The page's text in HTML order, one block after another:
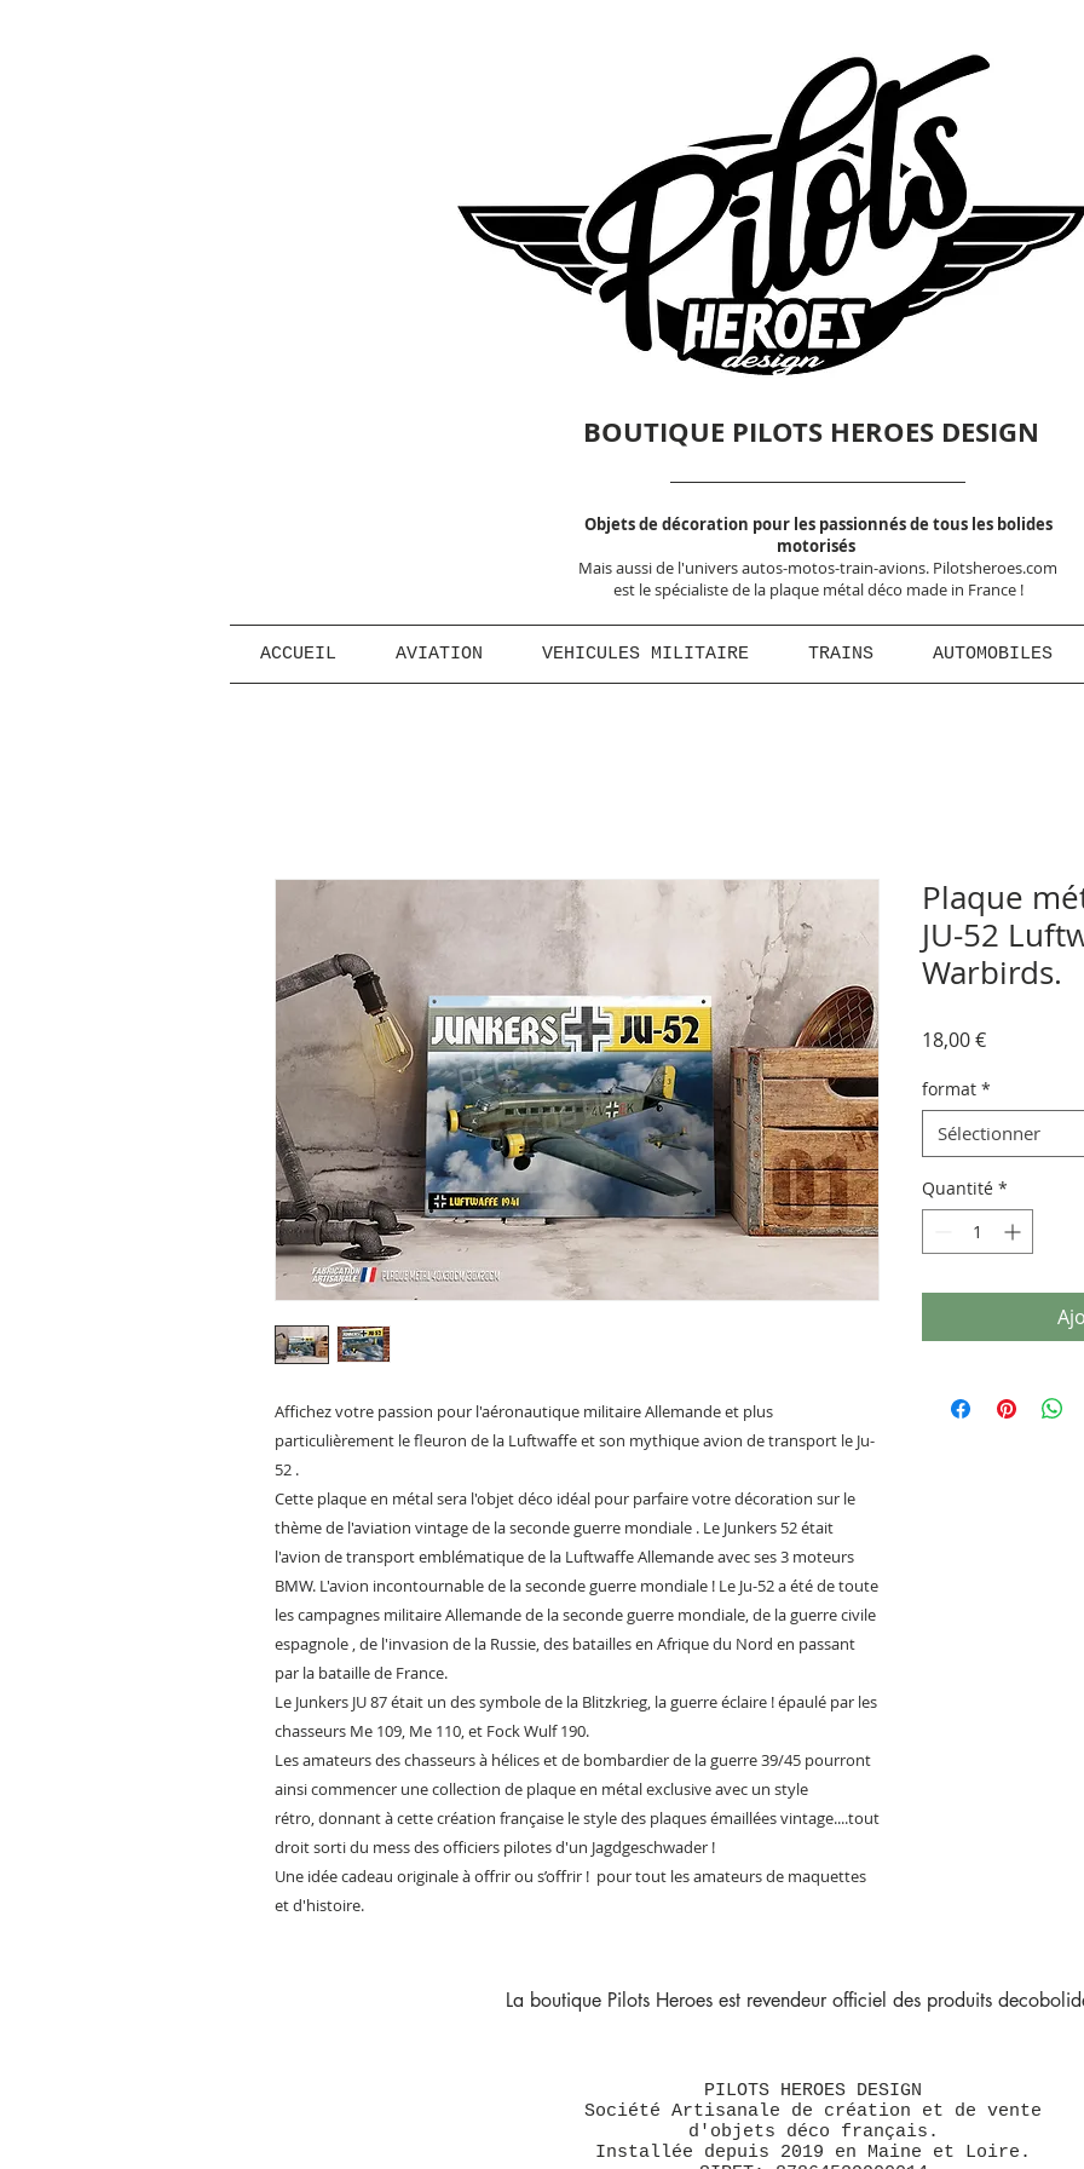
BOUTIQUE PILOTS HEROES DESIGN
Objets de décoration pour les passionnés de tous les bolides
motorisés
Mais aussi de l'univers autos-motos-train-avions. Pilotsheroes.com
est le spécialiste de la plaque métal déco made in France !
ACCUEIL AVIATION VEHICULES MILITAIRE TRAINS AUTOMOBILES
Affichez votre passion pour l'aéronautique militaire Allemande et plus
particulièrement le fleuron de la Luftwaffe et son mythique avion de transport le Ju-
52 .
Cette plaque en métal sera l'objet déco idéal pour parfaire votre décoration sur le
thème de l'aviation vintage de la seconde guerre mondiale . Le Junkers 52 était
l'avion de transport emblématique de la Luftwaffe Allemande avec ses 3 moteurs
BMW. L'avion incontournable de la seconde guerre mondiale ! Le Ju-52 a été de toute
les campagnes militaire Allemande de la seconde guerre mondiale, de la guerre civile
espagnole , de l'invasion de la Russie, des batailles en Afrique du Nord en passant
par la bataille de France.
Le Junkers JU 87 était un des symbole de la Blitzkrieg, la guerre éclaire ! épaulé par les
chasseurs Me 109, Me 110, et Fock Wulf 190.
Les amateurs des chasseurs à hélices et de bombardier de la guerre 39/45 pourront
ainsi commencer une collection de plaque en métal exclusive avec un style
rétro, donnant à cette création française le style des plaques émaillées vintage....tout
droit sorti du mess des officiers pilotes d'un Jagdgeschwader !
Une idée cadeau originale à offrir ou s’offrir ! pour tout les amateurs de maquettes
et d'histoire.
Plaque
JU-52
Warbirds.
18,00 €Prix
format *
Sélectionner
Quantité *
La boutique Pilots Heroes est revendeur officiel des produits
PILOTS HEROES DESIGN
Société Artisanale de création et de vente
d'objets déco français.
Installée depuis 2019 en Maine et Loire.